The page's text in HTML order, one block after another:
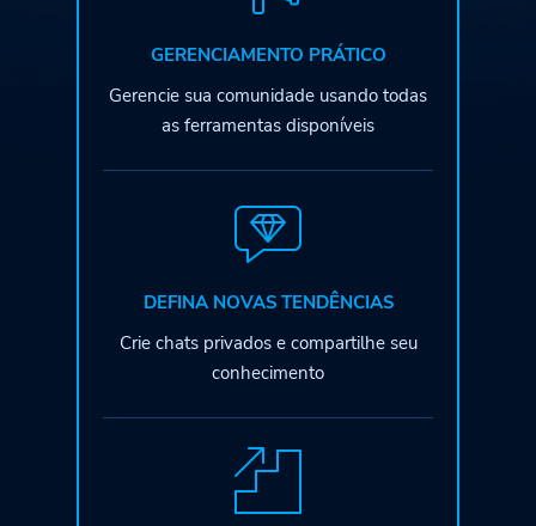
GERENCIAMENTO PRÁTICO
Gerencie sua comunidade usando todas
as ferramentas disponíveis
DEFINA NOVAS TENDÊNCIAS
Crie chats privados e compartilhe seu
conhecimento